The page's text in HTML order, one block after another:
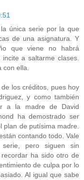
única serie por la que
de una asignatura. Y
que viene no habrá
a saltarme clases.
con ella.
los créditos, pues hoy
y como también
a la madre de David
ha demostrado ser
plan de putísima madre.
contando todo. Vale
pero siguen sin
ha sido otro de
de culpa por lo
Al igual que sabe